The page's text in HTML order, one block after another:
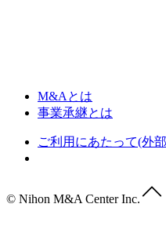
M&Aとは
事業承継とは
ご利用にあたって(外
© Nihon M&A Center Inc.